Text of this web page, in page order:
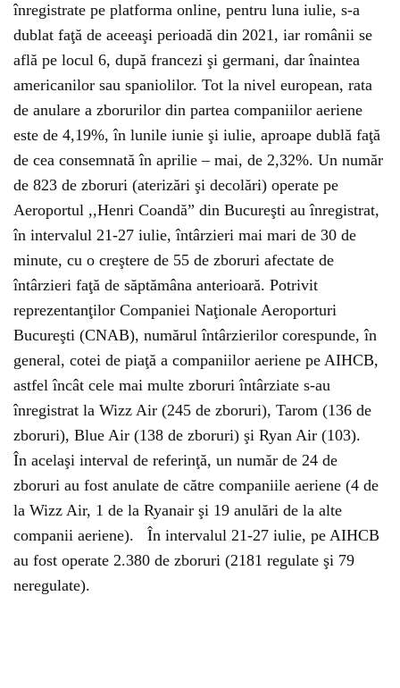
înregistrate pe platforma online, pentru luna iulie, s-a
dublat faţă de aceeaşi perioadă din 2021, iar românii se
află pe locul 6, după francezi şi germani, dar înaintea
americanilor sau spaniolilor. Tot la nivel european, rata
de anulare a zborurilor din partea companiilor aeriene
este de 4,19%, în lunile iunie şi iulie, aproape dublă faţă
de cea consemnată în aprilie – mai, de 2,32%. Un număr
de 823 de zboruri (aterizări şi decolări) operate pe
Aeroportul ,,Henri Coandă” din Bucureşti au înregistrat,
în intervalul 21-27 iulie, întârzieri mai mari de 30 de
minute, cu o creştere de 55 de zboruri afectate de
întârzieri faţă de săptămâna anterioară. Potrivit
reprezentanţilor Companiei Naţionale Aeroporturi
Bucureşti (CNAB), numărul întârzierilor corespunde, în
general, cotei de piaţă a companiilor aeriene pe AIHCB,
astfel încât cele mai multe zboruri întârziate s-au
înregistrat la Wizz Air (245 de zboruri), Tarom (136 de
zboruri), Blue Air (138 de zboruri) şi Ryan Air (103).
În acelaşi interval de referinţă, un număr de 24 de
zboruri au fost anulate de către companiile aeriene (4 de
la Wizz Air, 1 de la Ryanair şi 19 anulări de la alte
companii aeriene). În intervalul 21-27 iulie, pe AIHCB
au fost operate 2.380 de zboruri (2181 regulate şi 79
neregulate).